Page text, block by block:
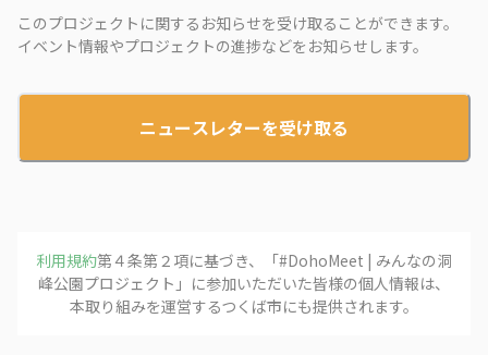
このプロジェクトに関するお知らせを受け取ることができます。
イベント情報やプロジェクトの進捗などをお知らせします。
ニュースレターを受け取る
利用規約第４条第２項に基づき、「#DohoMeet | みんなの洞
峰公園プロジェクト 」に参加いただいた皆様の個人情報は、
本取り組みを運営するつくば市にも提供されます。